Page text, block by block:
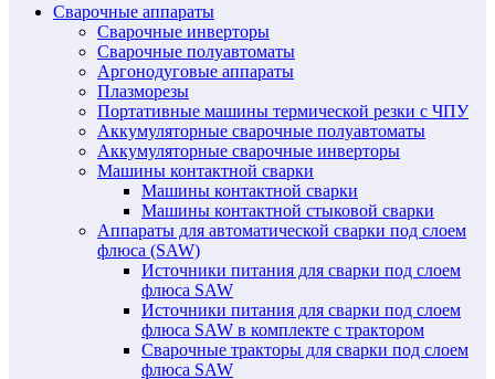
Сварочные аппараты
Сварочные инверторы
Сварочные полуавтоматы
Аргонодуговые аппараты
Плазморезы
Портативные машины термической резки с ЧПУ
Аккумуляторные сварочные полуавтоматы
Аккумуляторные сварочные инверторы
Машины контактной сварки
Машины контактной сварки
Машины контактной стыковой сварки
Аппараты для автоматической сварки под слоем
флюса (SAW)
Источники питания для сварки под слоем
флюса SAW
Источники питания для сварки под слоем
флюса SAW в комплекте с трактором
Сварочные тракторы для сварки под слоем
флюса SAW